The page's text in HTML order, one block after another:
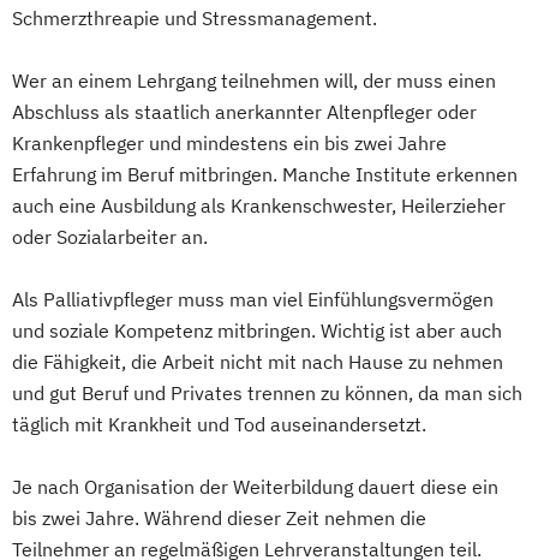
Schmerzthreapie und Stressmanagement.
Wer an einem Lehrgang teilnehmen will, der muss einen
Abschluss als staatlich anerkannter Altenpfleger oder
Krankenpfleger und mindestens ein bis zwei Jahre
Erfahrung im Beruf mitbringen. Manche Institute erkennen
auch eine Ausbildung als Krankenschwester, Heilerzieher
oder Sozialarbeiter an.
Als Palliativpfleger muss man viel Einfühlungsvermögen
und soziale Kompetenz mitbringen. Wichtig ist aber auch
die Fähigkeit, die Arbeit nicht mit nach Hause zu nehmen
und gut Beruf und Privates trennen zu können, da man sich
täglich mit Krankheit und Tod auseinandersetzt.
Je nach Organisation der Weiterbildung dauert diese ein
bis zwei Jahre. Während dieser Zeit nehmen die
Teilnehmer an regelmäßigen Lehrveranstaltungen teil.